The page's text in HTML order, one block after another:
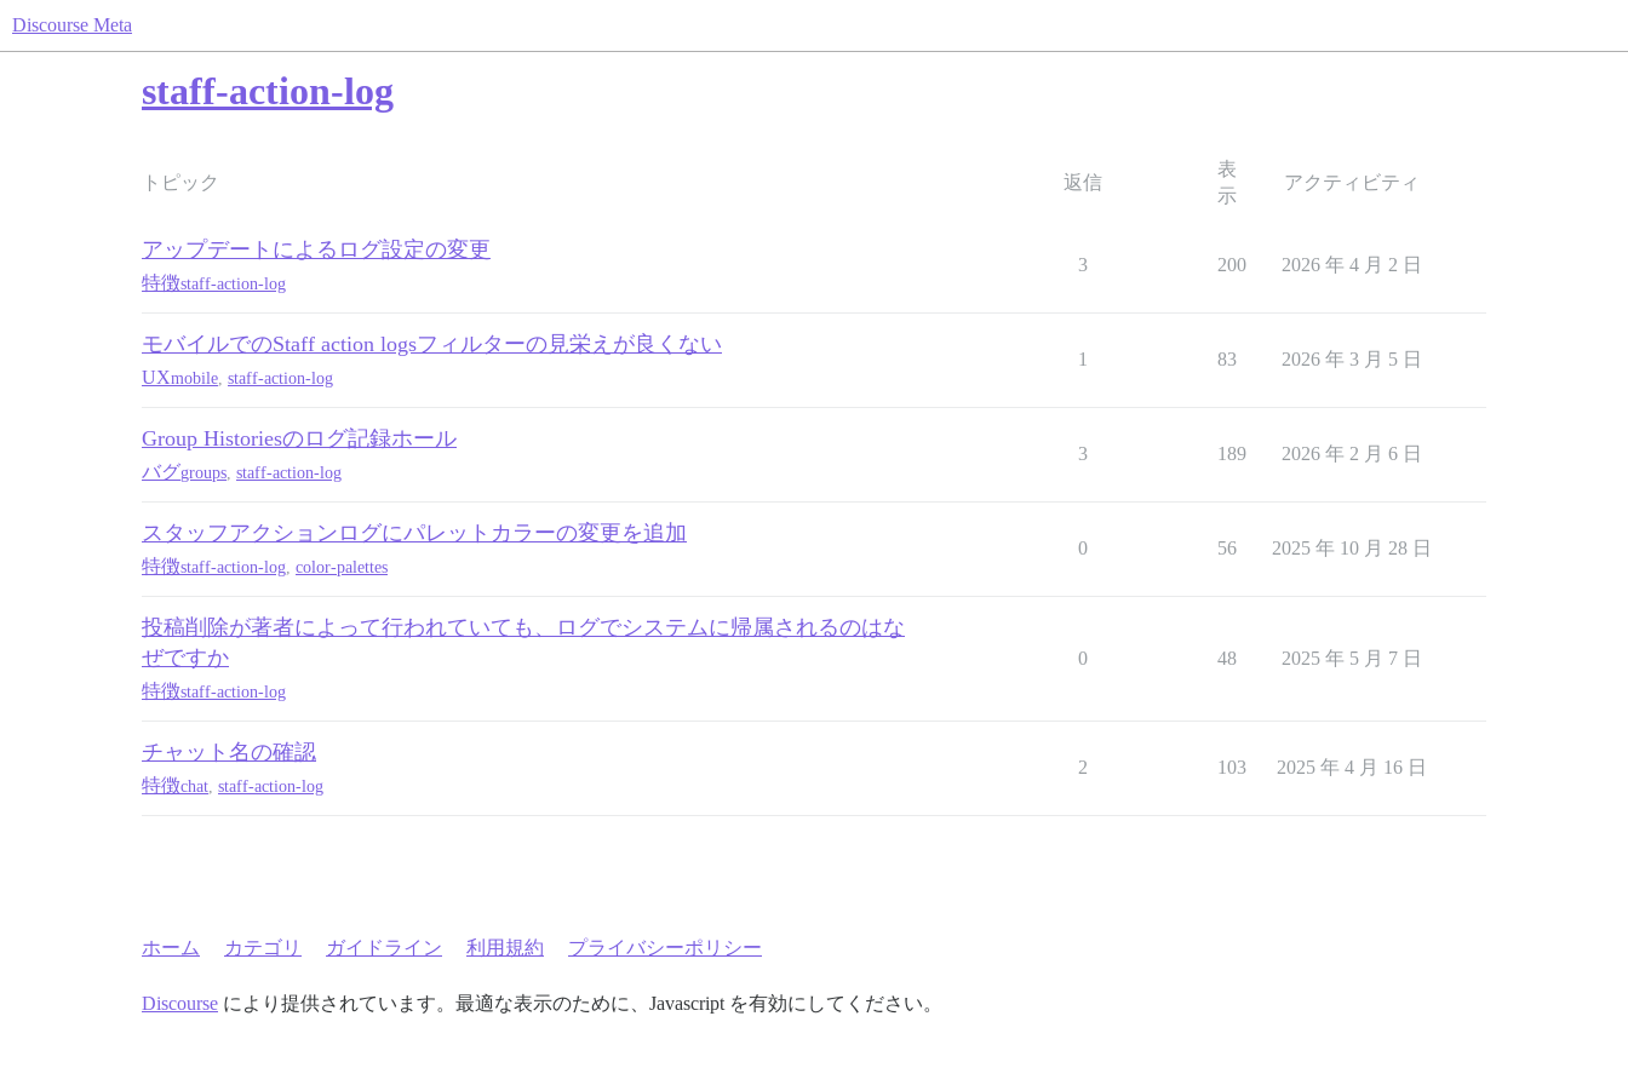
Discourse Meta
staff-action-log
トピック 返信
表
示
アクティビティ
アップデートによるログ設定の変更
特徴staff-action-log
3 200 2026 年 4 月 2 日
モバイルでのStaff action logsフィルターの見栄えが良くない
UXmobile staff-action-log
1 83 2026 年 3 月 5 日
Group Historiesのログ記録ホール
バグgroups staff-action-log
3 189 2026 年 2 月 6 日
スタッフアクションログにパレットカラーの変更を追加
特徴staff-action-log color-palettes
0 56 2025 年 10 月 28 日
投稿削除が著者によって行われていても、ログでシステムに帰属されるのはな
ぜですか
特徴staff-action-log
0 48 2025 年 5 月 7 日
チャット名の確認
特徴chat staff-action-log
2 103 2025 年 4 月 16 日
ホーム カテゴリ ガイドライン 利用規約 プライバシーポリシー
Discourse により提供されています。最適な表示のために、Javascript を有効にしてください。